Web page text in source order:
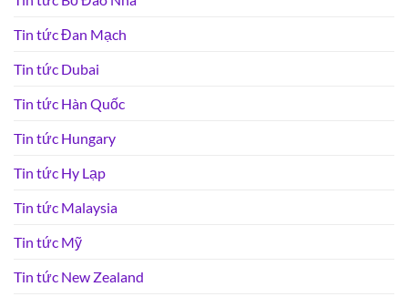
Tin tức Đan Mạch
Tin tức Dubai
Tin tức Hàn Quốc
Tin tức Hungary
Tin tức Hy Lạp
Tin tức Malaysia
Tin tức Mỹ
Tin tức New Zealand